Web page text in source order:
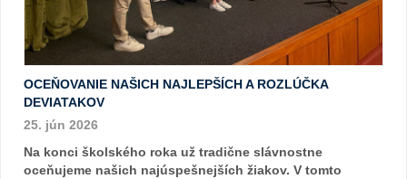
OCEŇOVANIE NAŠICH NAJLEPŠÍCH A ROZLÚČKA
DEVIATAKOV
25. jún 2026
Na konci školského roka už tradične slávnostne
oceňujeme našich najúspešnejších žiakov. V tomto